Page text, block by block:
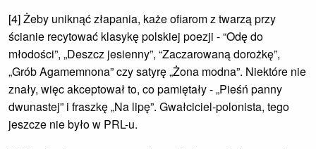
[4] Żeby uniknąć złapania, każe ofiarom z twarzą przy
ścianie recytować klasykę polskiej poezji - “Odę do
młodości”, „Deszcz jesienny”, “Zaczarowaną dorożkę”,
„Grób Agamemnona” czy satyrę „Żona modna”. Niektóre nie
znały, więc akceptował to, co pamiętały - „Pieśń panny
dwunastej” i fraszkę „Na lipę”. Gwałciciel-polonista, tego
jeszcze nie było w PRL-u.